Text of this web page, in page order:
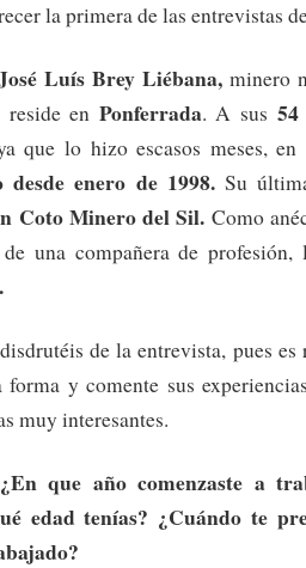
la primera de las entrevistas
Luís Brey Liébana, minero
reside en Ponferrada. A sus 54
que lo hizo escasos meses,
enero de 1998.Su
Coto Minero del Sil. Como
una compañera de profesión,
de la entrevista, pues
forma y comente sus
muy interesantes.
que año comenzaste a
edad tenías? ¿Cuándo te